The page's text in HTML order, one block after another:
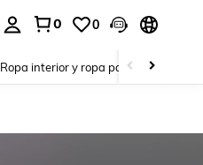
0 0
Ropa interior y ropa para dormir